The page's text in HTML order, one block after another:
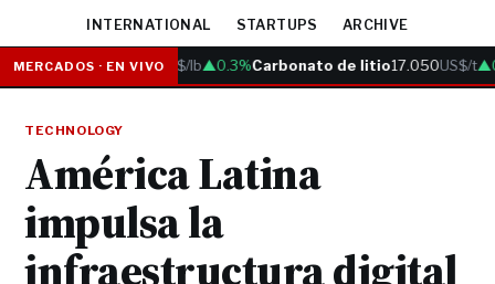
INTERNATIONAL STARTUPS ARCHIVE
MERCADOS · EN VIVO
Cobre6.05US$/lb▲0.3%Carbonato de litio17.050US$/t
TECHNOLOGY
América Latina
impulsa la
infraestructura digital